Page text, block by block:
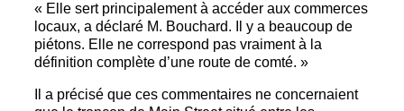
« Elle sert principalement à accéder aux commerces
locaux, a déclaré M. Bouchard. Il y a beaucoup de
piétons. Elle ne correspond pas vraiment à la
définition complète d’une route de comté. »
Il a précisé que ces commentaires ne concernaient